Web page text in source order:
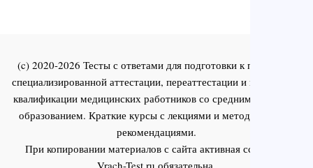
(c) 2020-2026 Тесты с ответами для подготовки к первичной
специализированной аттестации, переаттестации и повышения
квалификации медицинских работников со средним и высшим
образованием. Краткие курсы с лекциями и методическими
рекомендациями.
При копировании материалов с сайта активная ссылка на
Vrach-Test.ru обязательна.